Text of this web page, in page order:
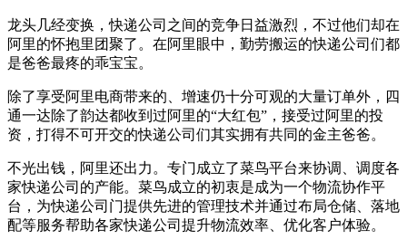
龙头几经变换，快递公司之间的竞争日益激烈，不过他们却在
阿里的怀抱里团聚了。在阿里眼中，勤劳搬运的快递公司们都
是爸爸最疼的乖宝宝。
除了享受阿里电商带来的、增速仍十分可观的大量订单外，四
通一达除了韵达都收到过阿里的“大红包”，接受过阿里的投
资，打得不可开交的快递公司们其实拥有共同的金主爸爸。
不光出钱，阿里还出力。专门成立了菜鸟平台来协调、调度各
家快递公司的产能。菜鸟成立的初衷是成为一个物流协作平
台，为快递公司门提供先进的管理技术并通过布局仓储、落地
配等服务帮助各家快递公司提升物流效率、优化客户体验。